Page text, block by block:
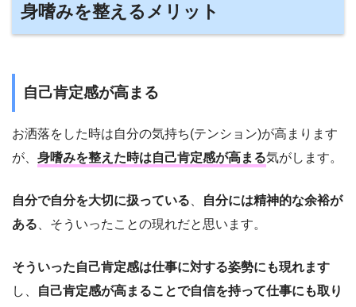
身嗜みを整えるメリット
自己肯定感が高まる
お洒落をした時は自分の気持ち(テンション)が高まります
が、 身嗜みを整えた時は自己肯定感が高まる気がします。
自分で自分を大切に扱っている
自分には精神的な余裕が
ある 、そういったことの現れだと思います。
そういった自己肯定感は仕事に対する姿勢にも現れます
し、
自己肯定感が高まることで自信を持って仕事にも取り